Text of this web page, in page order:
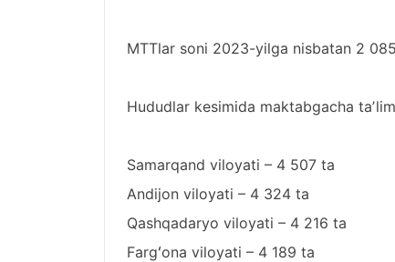
MTTlar soni 2023-yilga nisbatan 2
Hududlar kesimida maktabgacha
Samarqand viloyati – 4 507 ta
Andijon viloyati – 4 324 ta
Qashqadaryo viloyati – 4 216 ta
Fargʻona viloyati – 4 189 ta